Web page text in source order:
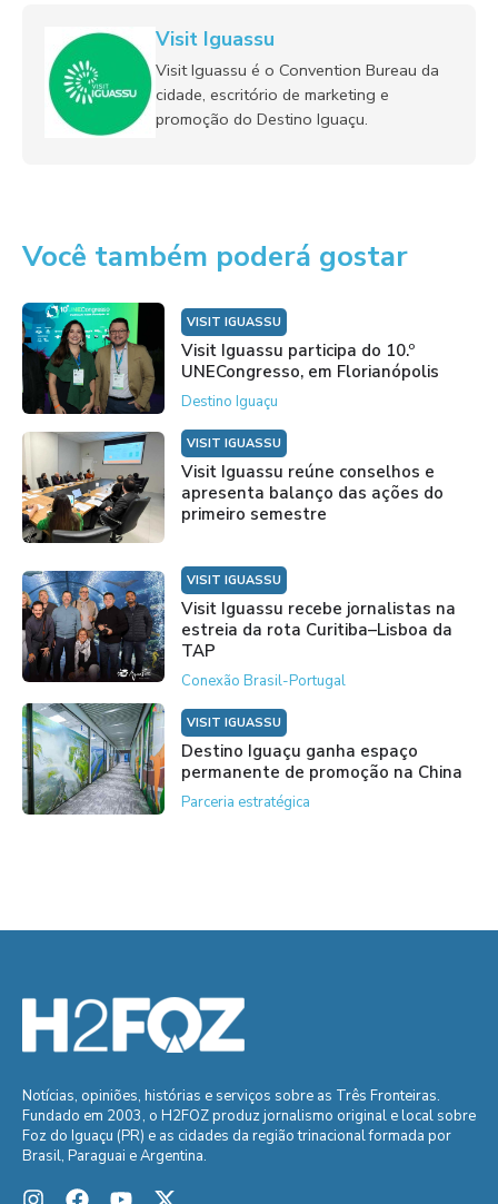
Visit Iguassu
Visit Iguassu é o Convention Bureau da
cidade, escritório de marketing e
promoção do Destino Iguaçu.
Você também poderá gostar
VISIT IGUASSU
Visit Iguassu participa do 10.º
UNECongresso, em Florianópolis
Destino Iguaçu
VISIT IGUASSU
Visit Iguassu reúne conselhos e
apresenta balanço das ações do
primeiro semestre
VISIT IGUASSU
Visit Iguassu recebe jornalistas na
estreia da rota Curitiba–Lisboa da
TAP
Conexão Brasil-Portugal
VISIT IGUASSU
Destino Iguaçu ganha espaço
permanente de promoção na China
Parceria estratégica
Notícias, opiniões, histórias e serviços sobre as Três Fronteiras.
Fundado em 2003, o H2FOZ produz jornalismo original e local sobre
Foz do Iguaçu (PR) e as cidades da região trinacional formada por
Brasil, Paraguai e Argentina.